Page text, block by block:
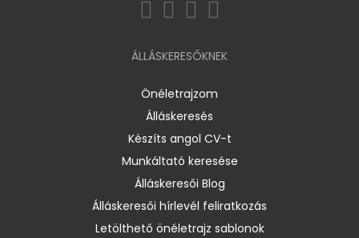
ÁLLÁSKERESŐKNEK
Önéletrajzom
Álláskeresés
Készíts angol CV-t
Munkáltató keresése
Álláskeresői Blog
Álláskeresői hírlevél feliratkozás
Letölthető önéletrajz sablonok